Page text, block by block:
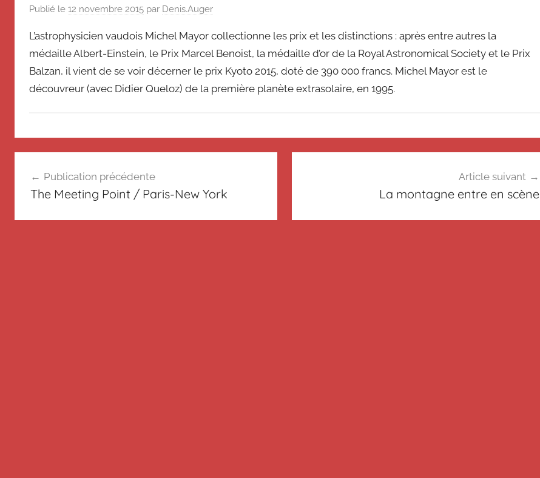
Suisse
Magazine
souvenir
Suisse
Magazine
Publié le 12 novembre 2015 par Denis.Auger
L’astrophysicien vaudois Michel Mayor collectionne les prix et les distinctions : après entre autres la
médaille Albert-Einstein, le Prix Marcel Benoist, la médaille d’or de la Royal Astronomical Society et le Prix
Balzan, il vient de se voir décerner le prix Kyoto 2015, doté de 390 000 francs. Michel Mayor est le
découvreur (avec Didier Queloz) de la première planète extrasolaire, en 1995.
n
c
de
Publication précédente
The Meeting Point / Paris-New York
Article suivant
La montagne entre en scène